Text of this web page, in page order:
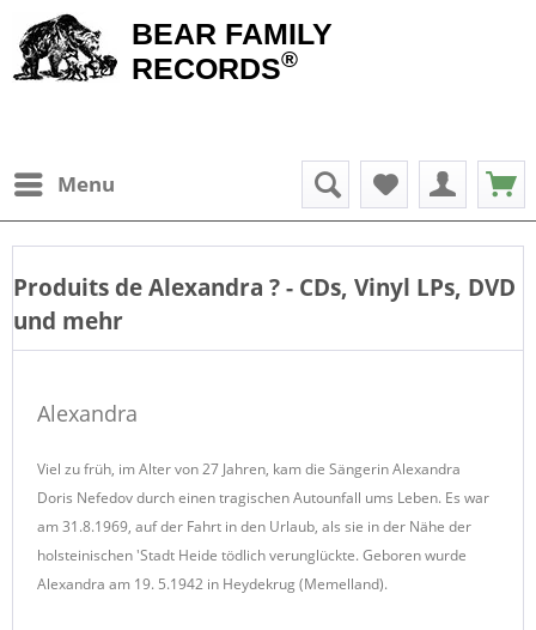
BEAR FAMILY
RECORDS®
Menu
Produits deAlexandra ? - CDs, Vinyl LPs, DVD
und mehr
Alexandra
Viel zu früh, im Alter von 27 Jahren, kam die Sängerin Alexandra
Doris Nefedov durch einen tragischen Autounfall ums Leben. Es war
am 31.8.1969, auf der Fahrt in den Urlaub, als sie in der Nähe der
holsteinischen 'Stadt Heide tödlich verunglückte. Geboren wurde
Alexandra am 19. 5.1942 in Heydekrug (Memelland).